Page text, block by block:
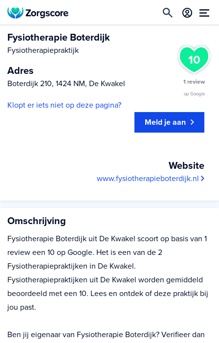
10
1 review
op Google
Fysiotherapie Boterdijk
Fysiotherapiepraktijk
Adres
Boterdijk 210, 1424 NM, De Kwakel
Klopt er iets niet op deze pagina?
Meld je aan
Website
www.fysiotherapieboterdijk.nl
Omschrijving
Fysiotherapie Boterdijk uit De Kwakel scoort op basis van 1
review een 10 op Google. Het is een van de 2
Fysiotherapiepraktijken in De Kwakel.
Fysiotherapiepraktijken uit De Kwakel worden gemiddeld
beoordeeld met een 10. Lees en ontdek of deze praktijk bij
jou past.
Ben jij eigenaar van Fysiotherapie Boterdijk? Verifieer dan